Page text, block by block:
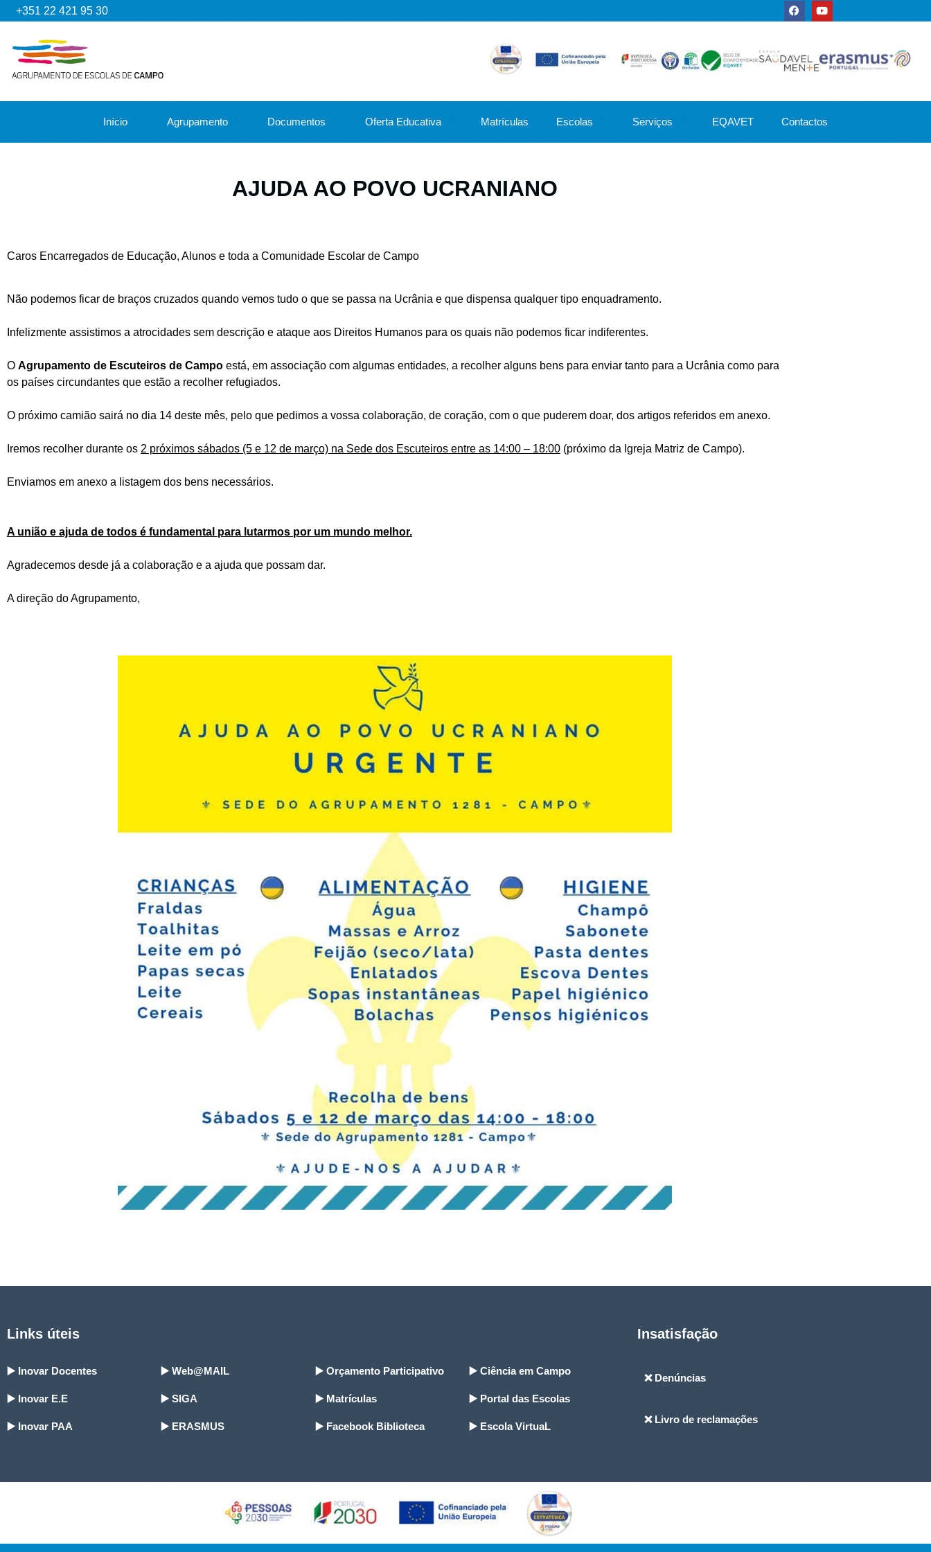
+351 22 421 95 30
Início Agrupamento Documentos Oferta Educativa Matrículas Escolas Serviços EQAVET Contactos
AJUDA AO POVO UCRANIANO
Caros Encarregados de Educação, Alunos e toda a Comunidade Escolar de Campo
Não podemos ficar de braços cruzados quando vemos tudo o que se passa na Ucrânia e que dispensa qualquer tipo enquadramento.
Infelizmente assistimos a atrocidades sem descrição e ataque aos Direitos Humanos para os quais não podemos ficar indiferentes.
O Agrupamento de Escuteiros de Campo está, em associação com algumas entidades, a recolher alguns bens para enviar tanto para a Ucrânia como para
os países circundantes que estão a recolher refugiados.
O próximo camião sairá no dia 14 deste mês, pelo que pedimos a vossa colaboração, de coração, com o que puderem doar, dos artigos referidos em anexo.
Iremos recolher durante os 2 próximos sábados (5 e 12 de março) na Sede dos Escuteiros entre as 14:00 – 18:00 (próximo da Igreja Matriz de Campo).
Enviamos em anexo a listagem dos bens necessários.
A união e ajuda de todos é fundamental para lutarmos por um mundo melhor.
Agradecemos desde já a colaboração e a ajuda que possam dar.
A direção do Agrupamento,
Links úteis
▶️ Inovar Docentes
▶️ Inovar E.E
▶️ Inovar PAA
▶️ Web@MAIL
▶️ SIGA
▶️ ERASMUS
▶️ Orçamento Participativo
▶️ Matrículas
▶️ Facebook Biblioteca
▶️ Ciência em Campo
▶️ Portal das Escolas
▶️ Escola VirtuaL
Insatisfação
❌ Denúncias
❌ Livro de reclamações